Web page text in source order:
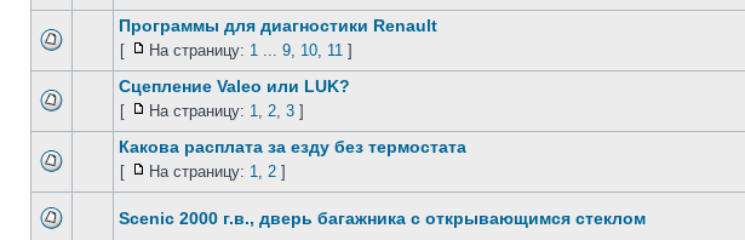
Программы для диагностики Renault
[ На страницу: 1 ... 9, 10, 11 ]
Сцепление Valeo или LUK?
[ На страницу: 1, 2, 3 ]
Какова расплата за езду без термостата
[ На страницу: 1, 2 ]
Scenic 2000 г.в., дверь багажника с открывающимся стеклом